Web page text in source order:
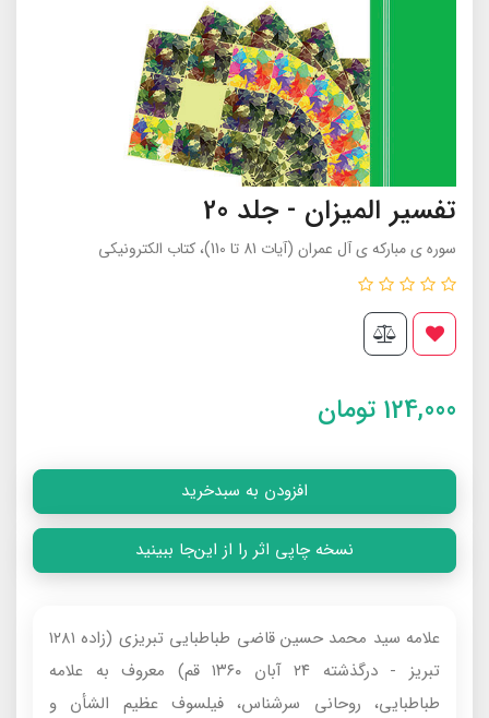
تفسیر المیزان - جلد 20
سوره ی مبارکه ی آل عمران (آيات 81 تا 110)، کتاب الکترونیکی
124,000 تومان
افزودن به سبدخرید
نسخه چاپی اثر را از این‌جا ببینید
علامه سید محمد حسین قاضی طباطبایی تبریزی (زاده ۱۲۸۱
تبریز - درگذشته ۲۴ آبان ۱۳۶۰ قم) معروف‌ به علامه
طباطبایی، روحانی سرشناس، فیلسوف عظیم الشأن و